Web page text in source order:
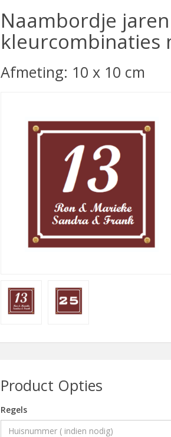
Naambordje
kleurcombinaties
Afmeting: 10 x 10 cm
Product Opties
Regels